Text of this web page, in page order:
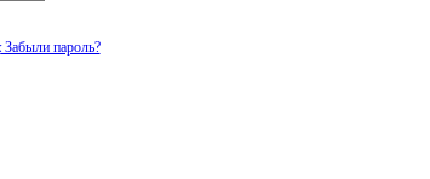
Забыли пароль?